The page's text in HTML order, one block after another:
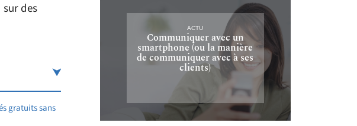
des
gratuits sans
ACTU
Communiquer avec un
smartphone (ou la manière
de communiquer avec à ses
clients)